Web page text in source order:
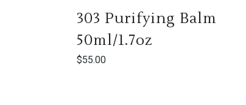
303 Purifying Balm
50ml/1.7oz
$55.00